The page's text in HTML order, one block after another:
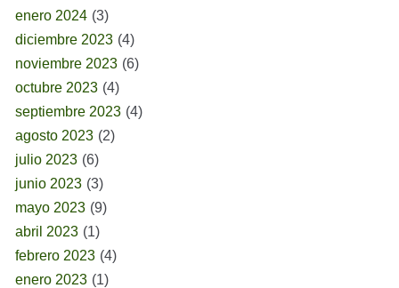
enero 2024 (3)
diciembre 2023 (4)
noviembre 2023 (6)
octubre 2023 (4)
septiembre 2023 (4)
agosto 2023 (2)
julio 2023 (6)
junio 2023 (3)
mayo 2023 (9)
abril 2023 (1)
febrero 2023 (4)
enero 2023 (1)